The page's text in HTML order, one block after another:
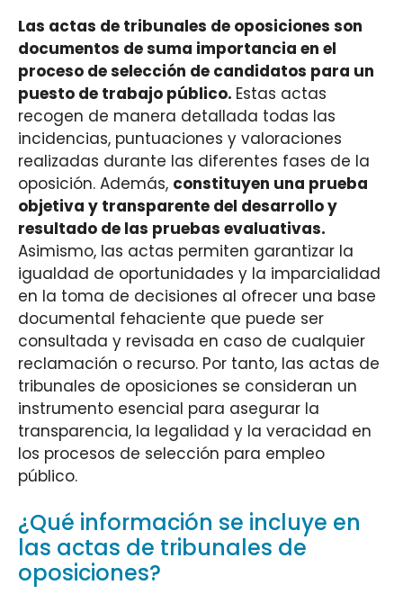
Las actas de tribunales de oposiciones son
documentos de suma importancia en el
proceso de selección de candidatos para un
puesto de trabajo público. Estas actas
recogen de manera detallada todas las
incidencias, puntuaciones y valoraciones
realizadas durante las diferentes fases de la
oposición. Además, constituyen una prueba
objetiva y transparente del desarrollo y
resultado de las pruebas evaluativas.
Asimismo, las actas permiten garantizar la
igualdad de oportunidades y la imparcialidad
en la toma de decisiones al ofrecer una base
documental fehaciente que puede ser
consultada y revisada en caso de cualquier
reclamación o recurso. Por tanto, las actas de
tribunales de oposiciones se consideran un
instrumento esencial para asegurar la
transparencia, la legalidad y la veracidad en
los procesos de selección para empleo
público.
¿Qué información se incluye en
las actas de tribunales de
oposiciones?